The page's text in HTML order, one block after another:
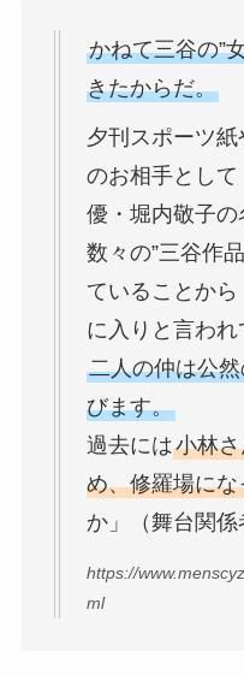
かねて三谷の”
きたからだ。
夕刊スポーツ
のお相手とし
優・堀内敬子の
数々の”三谷作
ていることか
に入りと言われ
二人の仲は公
びます。
過去には小林
め、修羅場に
か」（舞台関係
https://
ml